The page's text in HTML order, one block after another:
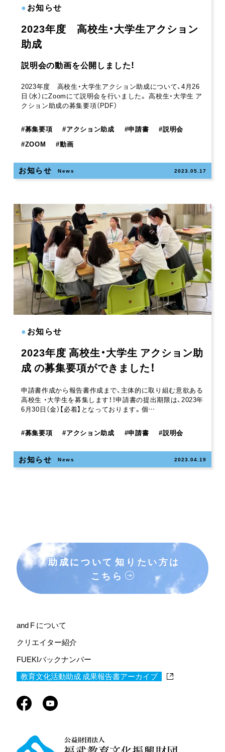
●お知らせ
2023年度 高校生・大学生アクション
助成
説明会の動画を公開しました！
2023年度 高校生・大学生アクション助成について、4月26
日（水）にZoomにて説明会を行いました。 高校生・大学生 ア
クション助成の募集要項（PDF）
#募集要項 #アクション助成 #申請書 #説明会
#ZOOM #動画
お知らせ News 2023.05.17
●お知らせ
2023年度 高校生・大学生 アクション助
成 の募集要項ができました！
申請書作成から報告書作成まで、主体的に取り組む意欲ある
高校生 ・大学生を募集します！！申請書の提出期限は、2023年
6月30日（金）【必着】となっております。個…
#募集要項 #アクション助成 #申請書 #説明会
お知らせ News 2023.04.19
助成について 知りたい方は
こちら
and F について
クリエイター紹介
FUEKIバックナンバー
教育文化活動助成 成果報告書アーカイブ